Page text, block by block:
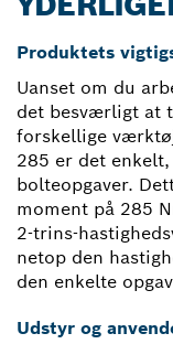
Produktets
Uanset om du
det besværligt at
forskellige
285 er det
bolteopgaver.
moment på 285
2-trins-
netop den
den enkelte
Udstyr og